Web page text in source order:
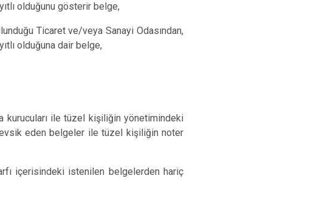
olduğunu gösterir belge,
Ticaret ve/veya Sanayi Odasından,
olduğuna dair belge,
kurucuları ile tüzel kişiliğin yönetimindeki
eden belgeler ile tüzel kişiliğin noter
içerisindeki istenilen belgelerden hariç